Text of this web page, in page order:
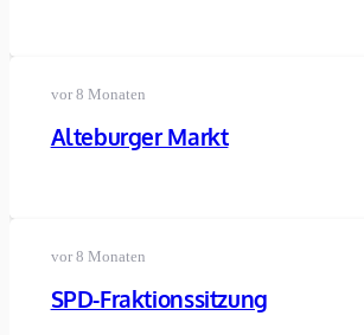
vor 8 Monaten
Alteburger Markt
vor 8 Monaten
SPD-Fraktionssitzung